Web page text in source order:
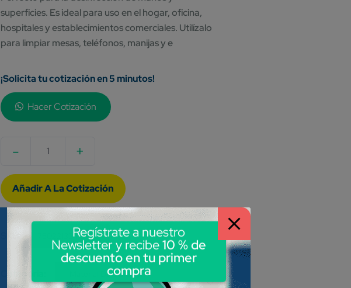
superficies. Es ideal para uso en el hogar, oficina,
hospitales y establecimientos comerciales. Utilízalo
para limpiar mesas, teléfonos, manijas y e
¡Solicita tu cotización en 5 minutos!
Hacer Cotización
- +
7502213341367
Category: Material De Curación
Regístrate a nuestro
Newsletter y recibe10 % de
descuento en tu primer
compra